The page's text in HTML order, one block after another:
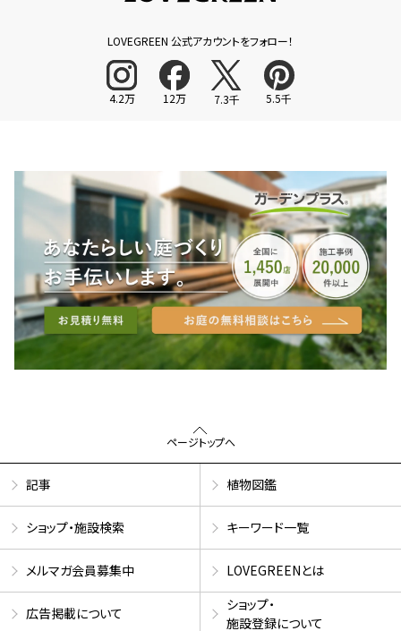
LOVEGREEN 公式アカウントをフォロー！
4.2万 12万 7.3千 5.5千
ページトップへ
記事 植物図鑑
ショップ・施設検索 キーワード一覧
メルマガ会員募集中 LOVEGREENとは
広告掲載について
ショップ・
施設登録について